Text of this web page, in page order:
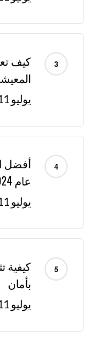
كيف
يوليو 11, 2024
أفضل
عام 2024
يوليو 11, 2024
كيفية
بأمان
يوليو 11, 2024